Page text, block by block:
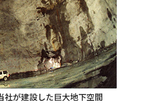
社が建設した巨大地下空間